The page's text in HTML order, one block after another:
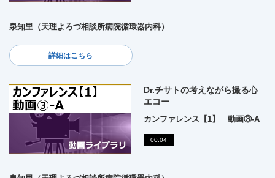
泉知里（天理よろづ相談所病院循環器内科）
詳細はこちら
Dr.チサトの考えながら撮る心
エコー
カンファレンス【1】 動画③-A
00:04